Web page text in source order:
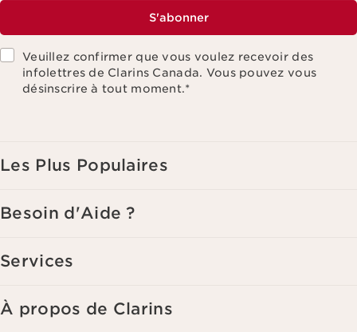
S'abonner
Veuillez confirmer que vous voulez recevoir des
infolettres de Clarins Canada. Vous pouvez vous
désinscrire à tout moment.*
Les Plus Populaires
Besoin d'Aide ?
Services
À propos de Clarins